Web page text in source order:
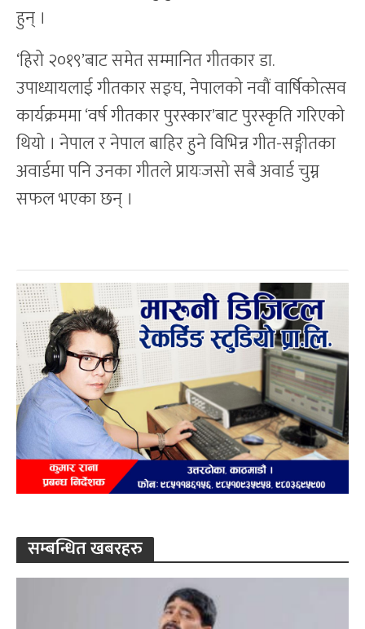
हुन् ।
‘हिरो २०१९’बाट समेत सम्मानित गीतकार डा.
उपाध्यायलाई गीतकार सङ्घ, नेपालको नवौं वार्षिकोत्सव
कार्यक्रममा ‘वर्ष गीतकार पुरस्कार’बाट पुरस्कृति गरिएको
थियो । नेपाल र नेपाल बाहिर हुने विभिन्न गीत-सङ्गीतका
अवार्डमा पनि उनका गीतले प्रायःजसो सबै अवार्ड चुम्न
सफल भएका छन् ।
सम्बन्धित खबरहरु